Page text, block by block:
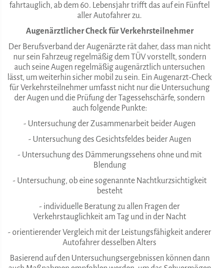
fahrtauglich, ab dem 60. Lebensjahr trifft das auf ein Fünftel
aller Autofahrer zu.
Augenärztlicher Check für Verkehrsteilnehmer
Der Berufsverband der Augenärzte rät daher, dass man nicht
nur sein Fahrzeug regelmäßig dem TÜV vorstellt, sondern
auch seine Augen regelmäßig augenärztlich untersuchen
lässt, um weiterhin sicher mobil zu sein. Ein Augenarzt-Check
für Verkehrsteilnehmer umfasst nicht nur die Untersuchung
der Augen und die Prüfung der Tagessehschärfe, sondern
auch folgende Punkte:
- Untersuchung der Zusammenarbeit beider Augen
- Untersuchung des Gesichtsfeldes beider Augen
- Untersuchung des Dämmerungssehens ohne und mit
Blendung
- Untersuchung, ob eine sogenannte Nachtkurzsichtigkeit
besteht
- individuelle Beratung zu allen Fragen der
Verkehrstauglichkeit am Tag und in der Nacht
- orientierender Vergleich mit der Leistungsfähigkeit anderer
Autofahrer desselben Alters
Basierend auf den Untersuchungsergebnissen können dann